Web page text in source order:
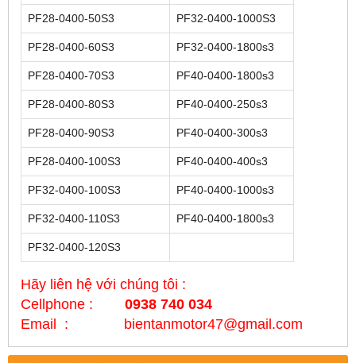
PF28-0400-50S3 PF32-0400-1000S3
PF28-0400-60S3 PF32-0400-1800s3
PF28-0400-70S3 PF40-0400-1800s3
PF28-0400-80S3 PF40-0400-250s3
PF28-0400-90S3 PF40-0400-300s3
PF28-0400-100S3 PF40-0400-400s3
PF32-0400-100S3 PF40-0400-1000s3
PF32-0400-110S3 PF40-0400-1800s3
PF32-0400-120S3
Hãy liên hệ với chúng tôi :
Cellphone : 0938 740 034
Email : bientanmotor47@gmail.com